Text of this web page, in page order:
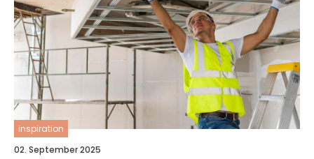
inspiration
02. September 2025